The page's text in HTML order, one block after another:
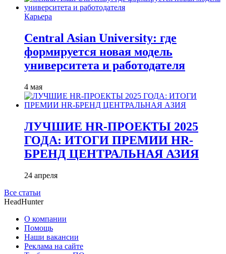
Карьера
Central Asian University: где
формируется новая модель
университета и работодателя
4 мая
ЛУЧШИЕ HR-ПРОЕКТЫ 2025
ГОДА: ИТОГИ ПРЕМИИ HR-
БРЕНД ЦЕНТРАЛЬНАЯ АЗИЯ
24 апреля
Все статьи
HeadHunter
О компании
Помощь
Наши вакансии
Реклама на сайте